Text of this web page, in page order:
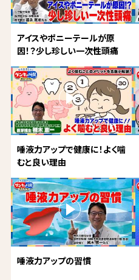
アイスやポニーテールが原
因！？少し珍しい一次性頭痛
唾液力アップで健康に！よく噛
むと良い理由
唾液力アップの習慣